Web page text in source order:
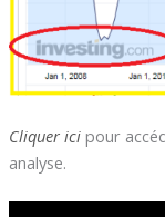
Cliquer ici pour
analyse.